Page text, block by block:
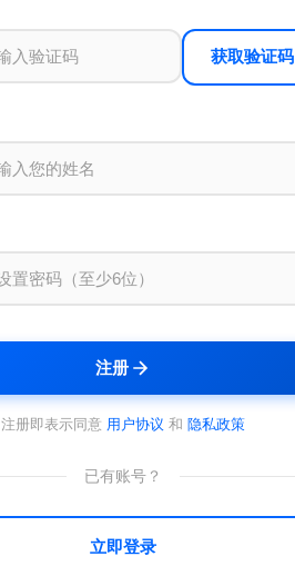
获取验证码
注册
注册即表示同意 用户协议 和 隐私政策
已有账号？
立即登录